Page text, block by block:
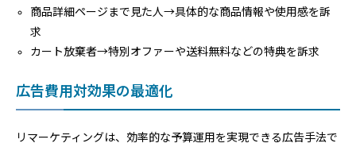
商品詳細ページまで見た人→具体的な商品情報や使用感を訴
求
カート放棄者→特別オファーや送料無料などの特典を訴求
広告費用対効果の最適化
リマーケティングは、効率的な予算運用を実現できる広告手法で